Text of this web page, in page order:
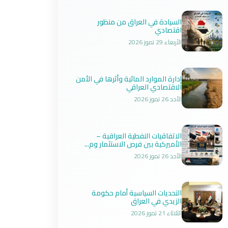
السيادة في العراق من منظور
اقتصادي
الأربعاء 29 تموز 2026
إدارة الموارد المائية وأثرها في الأمن
الاقتصادي العراقي
الأحد 26 تموز 2026
الاتفاقيات النفطية العراقية –
الأميركية بين فرص الاستثمار وم...
الأحد 26 تموز 2026
التحديات السياسية أمام حكومة
الزيدي في العراق
الثلاثاء 21 تموز 2026